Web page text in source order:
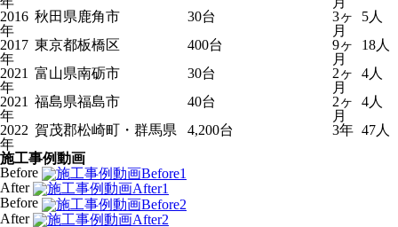
2016
年
秋田県鹿角市 30台
3ヶ
月
5人
2017
年
東京都板橋区 400台
9ヶ
月
18人
2021
年
富山県南砺市 30台
2ヶ
月
4人
2021
年
福島県福島市 40台
2ヶ
月
4人
2022
年
賀茂郡松崎町・群馬県 4,200台 3年 47人
施工事例動画
Before
After
Before
After